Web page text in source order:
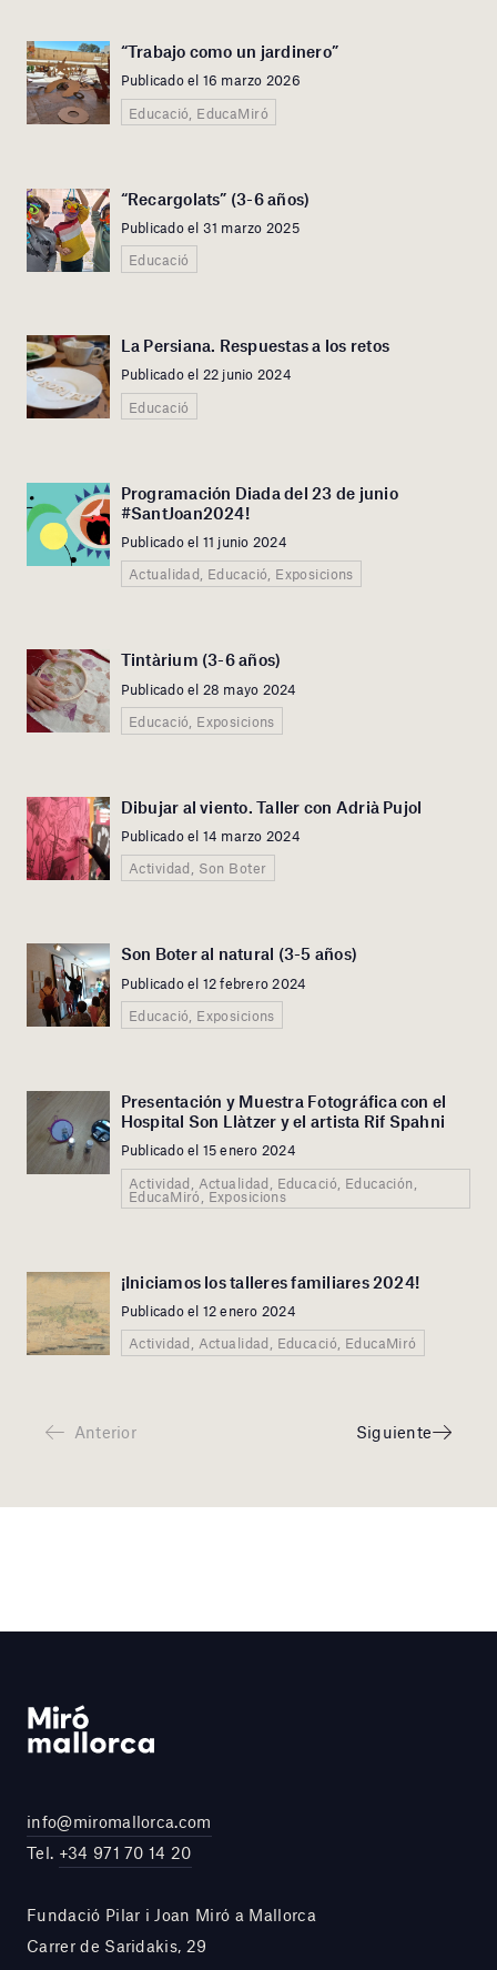
“Trabajo como un jardinero”
Publicado el 16 marzo 2026
Educació, EducaMiró
“Recargolats” (3-6 años)
Publicado el 31 marzo 2025
Educació
La Persiana. Respuestas a los retos
Publicado el 22 junio 2024
Educació
Programación Diada del 23 de junio
#SantJoan2024!
Publicado el 11 junio 2024
Actualidad, Educació, Exposicions
Tintàrium (3-6 años)
Publicado el 28 mayo 2024
Educació, Exposicions
Dibujar al viento. Taller con Adrià Pujol
Publicado el 14 marzo 2024
Actividad, Son Boter
Son Boter al natural (3-5 años)
Publicado el 12 febrero 2024
Educació, Exposicions
Presentación y Muestra Fotográfica con el
Hospital Son Llàtzer y el artista Rif Spahni
Publicado el 15 enero 2024
Actividad, Actualidad, Educació, Educación,
EducaMiró, Exposicions
¡Iniciamos los talleres familiares 2024!
Publicado el 12 enero 2024
Actividad, Actualidad, Educació, EducaMiró
Anterior Siguiente
info@miromallorca.com
Tel. +34 971 70 14 20
Fundació Pilar i Joan Miró a Mallorca
Carrer de Saridakis, 29